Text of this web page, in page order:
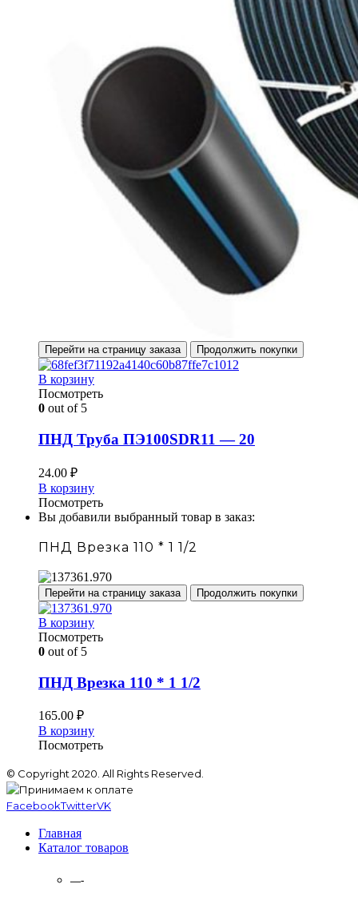
Перейти на страницу заказа Продолжить покупки
В корзину
Посмотреть
0 out of 5
ПНД Труба ПЭ100SDR11 — 20
24.00 ₽
В корзину
Посмотреть
Вы добавили выбранный товар в заказ:
ПНД Врезка 110 * 1 1/2
Перейти на страницу заказа Продолжить покупки
В корзину
Посмотреть
0 out of 5
ПНД Врезка 110 * 1 1/2
165.00 ₽
В корзину
Посмотреть
© Copyright 2020. All Rights Reserved.
FacebookTwitterVK
Главная
Каталог товаров
—-